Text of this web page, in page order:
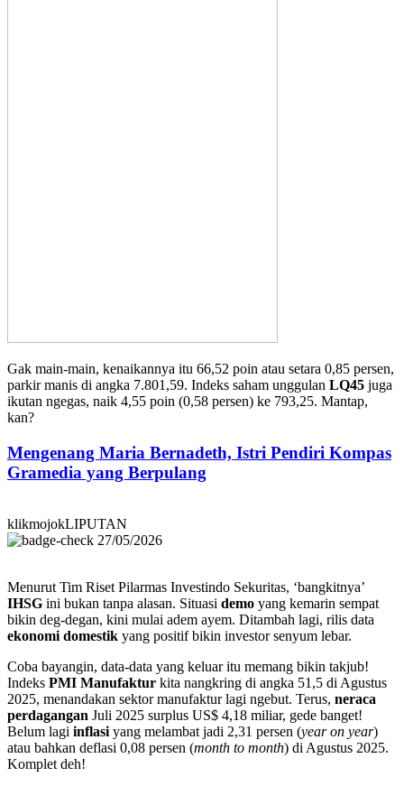
Gak main-main, kenaikannya itu 66,52 poin atau setara 0,85 persen,
parkir manis di angka 7.801,59. Indeks saham unggulan LQ45 juga
ikutan ngegas, naik 4,55 poin (0,58 persen) ke 793,25. Mantap,
kan?
Mengenang Maria Bernadeth, Istri Pendiri Kompas
Gramedia yang Berpulang
klikmojokLIPUTAN
27/05/2026
Menurut Tim Riset Pilarmas Investindo Sekuritas, ‘bangkitnya’
IHSG ini bukan tanpa alasan. Situasi demo yang kemarin sempat
bikin deg-degan, kini mulai adem ayem. Ditambah lagi, rilis data
ekonomi domestik yang positif bikin investor senyum lebar.
Coba bayangin, data-data yang keluar itu memang bikin takjub!
Indeks PMI Manufaktur kita nangkring di angka 51,5 di Agustus
2025, menandakan sektor manufaktur lagi ngebut. Terus, neraca
perdagangan Juli 2025 surplus US$ 4,18 miliar, gede banget!
Belum lagi inflasi yang melambat jadi 2,31 persen (year on year)
atau bahkan deflasi 0,08 persen (month to month) di Agustus 2025.
Komplet deh!